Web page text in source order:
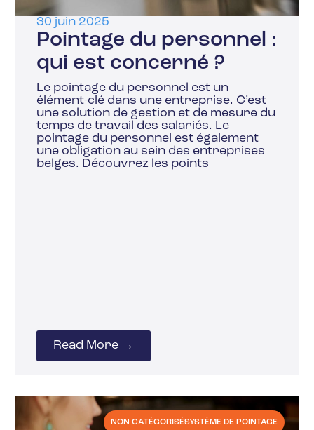
30 juin 2025
Pointage du personnel :
qui est concerné ?
Le pointage du personnel est un
élément-clé dans une entreprise. C’est
une solution de gestion et de mesure du
temps de travail des salariés. Le
pointage du personnel est également
une obligation au sein des entreprises
belges. Découvrez les points
Read More →
NON CATÉGORISÉSYSTÈME DE POINTAGE